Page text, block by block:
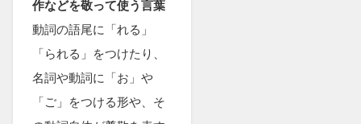
作などを敬って使う言葉
動詞の語尾に「れる」
「られる」をつけたり、
名詞や動詞に「お」や
「ご」をつける形や、そ